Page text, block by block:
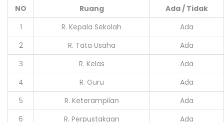
NO Ruang
Ada / Tidak
1
R. Kepala Sekolah
Ada
2
R. Tata Usaha
Ada
3
R. Kelas
Ada
4
R. Guru
Ada
5
R. Keterampilan
Ada
6
R. Perpustakaan
Ada